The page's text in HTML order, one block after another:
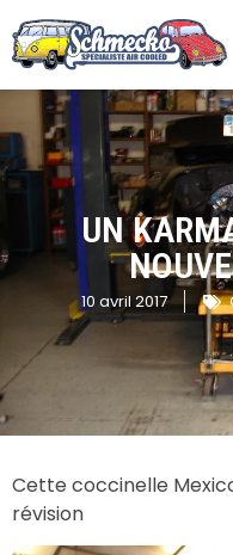
UN
10 avril 2017
Cette coccinelle
révision